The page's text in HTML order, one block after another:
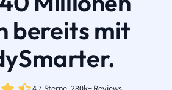
bereits mit